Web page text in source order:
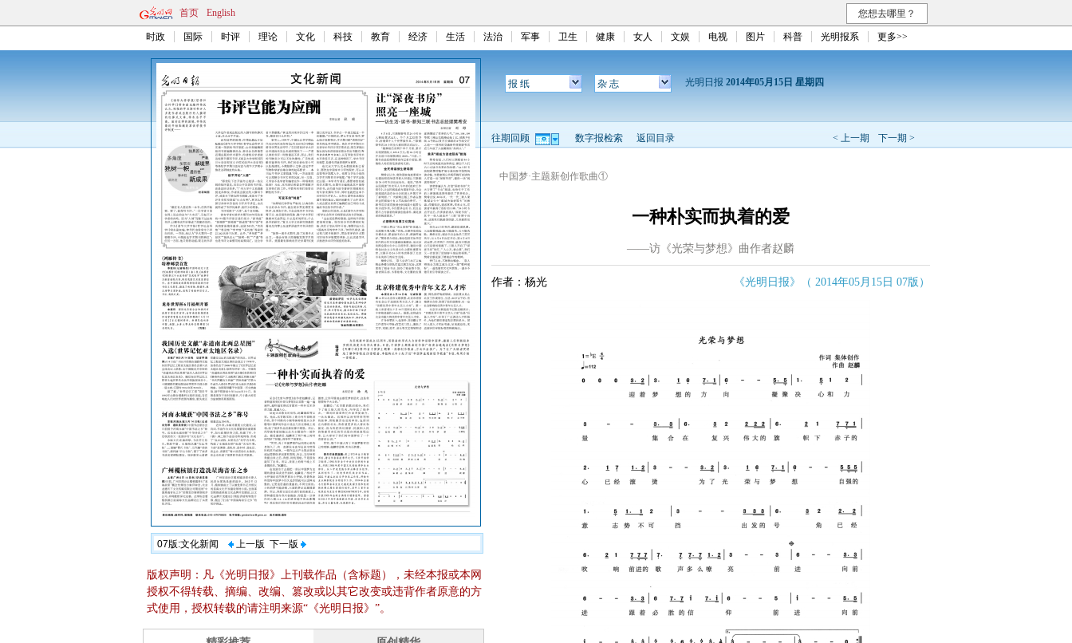
首页 English 您想去哪里？
时政 国际 时评 理论 文化 科技 教育 经济 生活 法治 军事 卫生 健康 女人 文娱 电视 图片 科普 光明报系 更多>>
07版:文化新闻 上一版 下一版
版权声明：凡《光明日报》上刊载作品（含标题），未经本报或本网
授权不得转载、摘编、改编、篡改或以其它改变或违背作者原意的方
式使用，授权转载的请注明来源“《光明日报》”。
报 纸 杂 志 光明日报 2014年05月15日 星期四
< 上一期 下一期 >
往期回顾 数字报检索 返回目录
中国梦·主题新创作歌曲①
一种朴实而执着的爱
——访《光荣与梦想》曲作者赵麟
作者：杨光 《光明日报》（ 2014年05月15日 07版）